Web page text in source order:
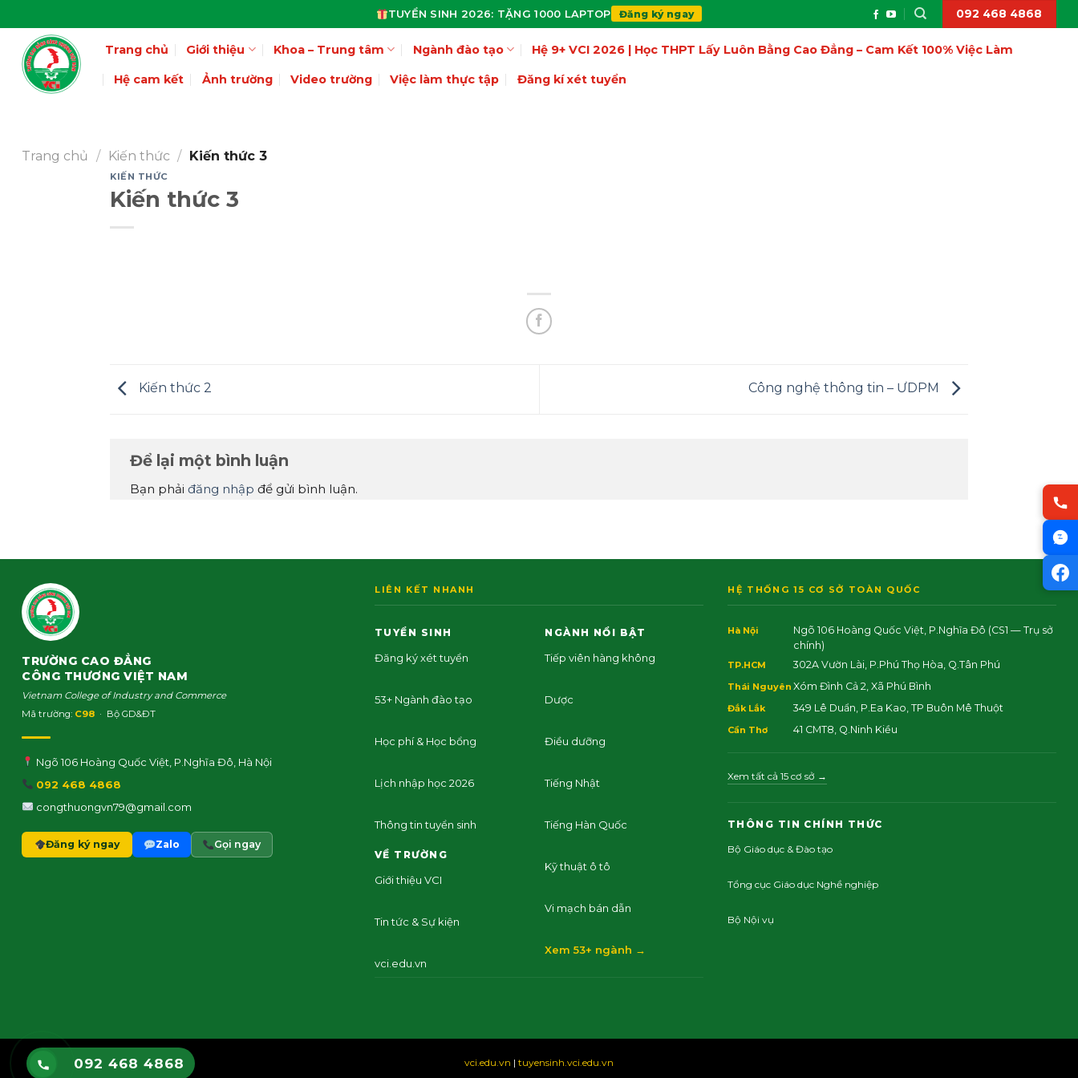
to
content
TUYỂN SINH 2026: TẶNG 1000 LAPTOP Đăng ký ngay 092 468 4868
Trang chủ Giới thiệu Khoa – Trung tâm Ngành đào tạo Hệ 9+ VCI 2026 | Học THPT Lấy Luôn Bằng Cao Đẳng – Cam Kết 100% Việc Làm
Hệ cam kết Ảnh trường Video trường Việc làm thực tập Đăng kí xét tuyển
Trang chủ / Kiến thức / Kiến thức 3
KIẾN THỨC
Kiến thức 3
Kiến thức 2 Công nghệ thông tin – ƯDPM
Để lại một bình luận
Bạn phải đăng nhập để gửi bình luận.
TRƯỜNG CAO ĐẲNG
CÔNG THƯƠNG VIỆT NAM
Vietnam College of Industry and Commerce
Mã trường: C98 · Bộ GD&ĐT
Ngõ 106 Hoàng Quốc Việt, P.Nghĩa Đô, Hà Nội
092 468 4868
congthuongvn79@gmail.com
Đăng ký ngay Zalo Gọi ngay
LIÊN KẾT NHANH
TUYỂN SINH
Đăng ký xét tuyển
53+ Ngành đào tạo
Học phí & Học bổng
Lịch nhập học 2026
Thông tin tuyển sinh
VỀ TRƯỜNG
Giới thiệu VCI
Tin tức & Sự kiện
vci.edu.vn
NGÀNH NỔI BẬT
Tiếp viên hàng không
Dược
Điều dưỡng
Tiếng Nhật
Tiếng Hàn Quốc
Kỹ thuật ô tô
Vi mạch bán dẫn
Xem 53+ ngành →
HỆ THỐNG 15 CƠ SỞ TOÀN QUỐC
Hà Nội Ngõ 106 Hoàng Quốc Việt, P.Nghĩa Đô (CS1 — Trụ sở
chính)
TP.HCM 302A Vườn Lài, P.Phú Thọ Hòa, Q.Tân Phú
Thái Nguyên Xóm Đình Cả 2, Xã Phú Bình
Đắk Lắk 349 Lê Duẩn, P.Ea Kao, TP Buôn Mê Thuột
Cần Thơ 41 CMT8, Q.Ninh Kiều
Xem tất cả 15 cơ sở →
THÔNG TIN CHÍNH THỨC
Bộ Giáo dục & Đào tạo
Tổng cục Giáo dục Nghề nghiệp
Bộ Nội vụ
vci.edu.vn | tuyensinh.vci.edu.vn
092 468 4868